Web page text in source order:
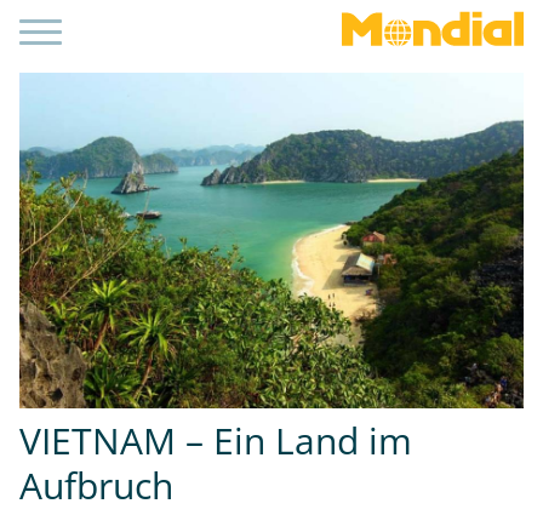
VIETNAM – Ein Land im
Aufbruch